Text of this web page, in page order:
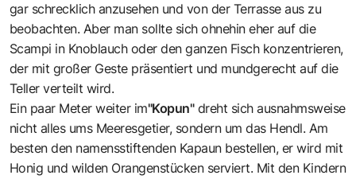
gar schrecklich anzusehen und von der Terrasse aus zu
beobachten. Aber man sollte sich ohnehin eher auf die
Scampi in Knoblauch oder den ganzen Fisch konzentrieren,
der mit großer Geste präsentiert und mundgerecht auf die
Teller verteilt wird.
Ein paar Meter weiter im"Kopun"dreht sich ausnahmsweise
nicht alles ums Meeresgetier, sondern um das Hendl. Am
besten den namensstiftenden Kapaun bestellen, er wird mit
Honig und wilden Orangenstücken serviert. Mit den Kindern